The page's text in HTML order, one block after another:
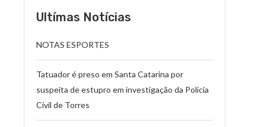
Ultímas Notícias
NOTAS ESPORTES
Tatuador é preso em Santa Catarina por
suspeita de estupro em investigação da Polícia
Civil de Torres